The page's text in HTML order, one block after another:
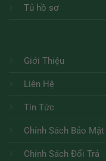
Tủ hồ sơ
Giới Thiệu
Liên Hệ
Tin Tức
Chính Sách Bảo Mật
Chính Sách Đổi Trả